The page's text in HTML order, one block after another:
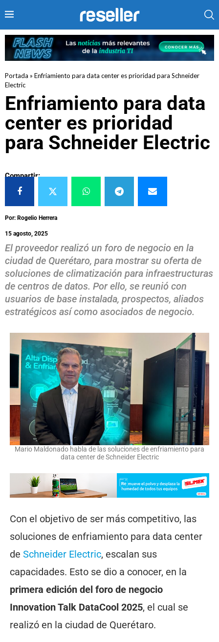
Portada » Enfriamiento para data center es prioridad para Schneider
Electric
Enfriamiento para data
center es prioridad
para Schneider Electric
Compartir:
Por: Rogelio Herrera
15 agosto, 2025
El proveedor realizó un foro de negocio en la
ciudad de Querétaro, para mostrar su oferta de
soluciones de climatización para infraestructuras
de centros de datos. Por ello, se reunió con
usuarios de base instalada, prospectos, aliados
estratégicos así como asociados de negocio.
Mario Maldonado habla de las soluciones de enfriamiento para
data center de Schneider Electric
Con el objetivo de ser más competitivo, las
soluciones de enfriamiento para data center
de Schneider Electric, escalan sus
capacidades. Esto se dio a conocer, en la
primera edición del foro de negocio
Innovation Talk DataCool 2025, el cual se
realizó en la ciudad de Querétaro.